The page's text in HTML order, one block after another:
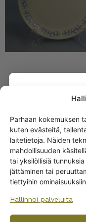
Parhaan kokemuksen
kuten evästeitä,
laitetietoja. Näiden
mahdollisuuden
tai yksilöllisiä
jättäminen tai
tiettyihin
Hallinnoi palveluita
Yes! I